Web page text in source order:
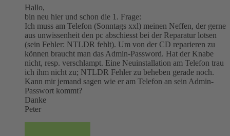
Hallo,
bin neu hier und schon die 1. Frage:
Ich muss am Telefon (Sonntags xxl) meinen Neffen, der gerne
aus unwissenheit den pc abschiesst bei der Reparatur lotsen
(sein Fehler: NTLDR fehlt). Um von der CD reparieren zu
können braucht man das Admin-Password. Hat der Knabe
nicht, resp. verschlampt. Eine Neuinstallation am Telefon trau
ich ihm nicht zu; NTLDR Fehler zu beheben gerade noch.
Kann mir jemand sagen wie er am Telefon an sein Admin-
Passwort kommt?
Danke
Peter